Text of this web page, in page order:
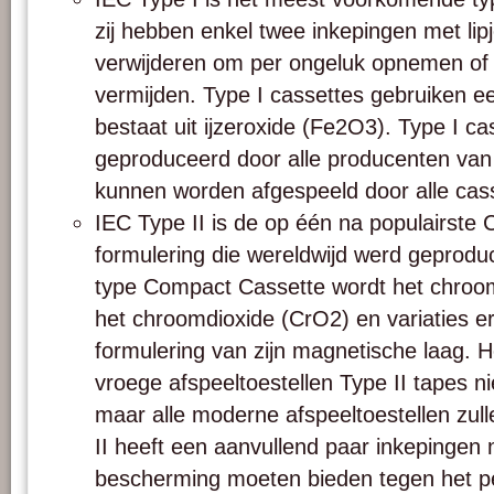
zij hebben enkel twee inkepingen met
verwijderen om per ongeluk opnemen
vermijden. Type I cassettes gebruiken
bestaat uit ijzeroxide (Fe2O3). Type I
geproduceerd door alle producenten
kunnen worden afgespeeld door alle
IEC Type II is de op één na populairste
formulering die wereldwijd werd
type Compact Cassette wordt het
het chroomdioxide (CrO2) en variaties
formulering van zijn magnetische laag.
vroege afspeeltoestellen Type II tapes
maar alle moderne afspeeltoestellen
II heeft een aanvullend paar inkepingen
bescherming moeten bieden tegen het